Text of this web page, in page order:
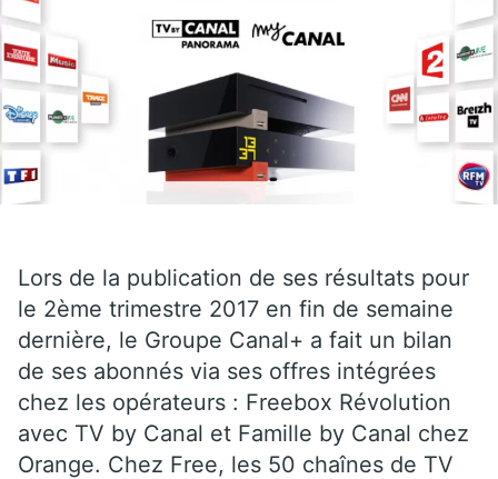
Lors de la publication de ses résultats pour
le 2ème trimestre 2017 en fin de semaine
dernière, le Groupe Canal+ a fait un bilan
de ses abonnés via ses offres intégrées
chez les opérateurs : Freebox Révolution
avec TV by Canal et Famille by Canal chez
Orange. Chez Free, les 50 chaînes de TV